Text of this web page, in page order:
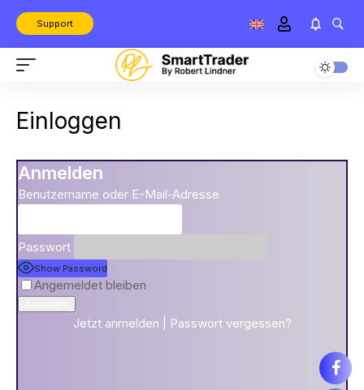
Support
Einloggen
Anmelden
Benutzername oder E-Mail-Adresse
Passwort
Show Password
Angemeldet bleiben
Jetzt anmelden Passwort vergessen?